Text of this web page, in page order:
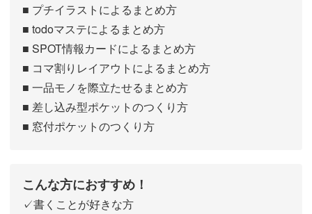
■ プチイラストによるまとめ方
■ todoマステによるまとめ方
■ SPOT情報カードによるまとめ方
■ コマ割りレイアウトによるまとめ方
■ 一品モノを際立たせるまとめ方
■ 差し込み型ポケットのつくり方
■ 窓付ポケットのつくり方
こんな方におすすめ！
✓書くことが好きな方